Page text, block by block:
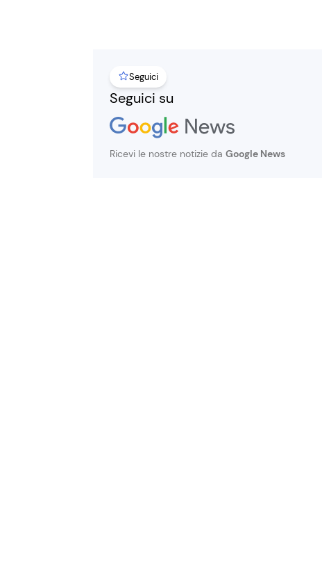
Seguici
Seguici su
Ricevi le nostre notizie da Google News